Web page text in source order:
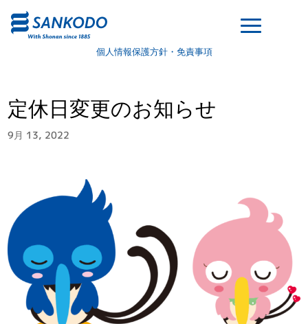
個人情報保護方針・免責事項
定休日変更のお知らせ
9月 13, 2022